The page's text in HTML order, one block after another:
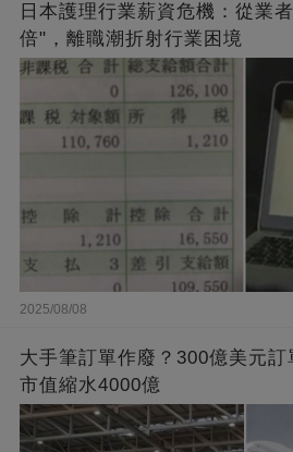
日本護理行業薪資危機：從業
倍"，離職潮折射行業困境
2025/08/08
大手筆訂單作廢？300億美元
市值縮水4000億